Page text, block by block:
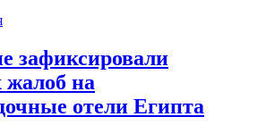
зафиксировали
жалоб на
отели Египта